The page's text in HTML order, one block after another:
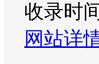
收录时
网站详